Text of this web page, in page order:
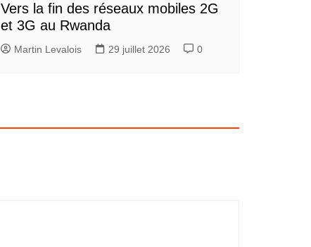
Vers la fin des réseaux mobiles 2G
et 3G au Rwanda
Martin Levalois 29 juillet 2026 0